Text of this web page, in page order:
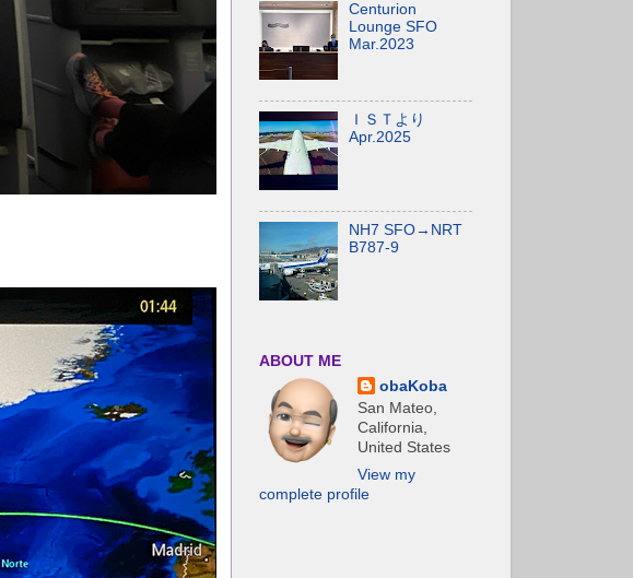
Centurion
Lounge SFO
Mar.2023
ＩＳＴより
Apr.2025
NH7 SFO→NRT
B787-9
ABOUT ME
obaKoba
San Mateo,
California,
United States
View my
complete profile